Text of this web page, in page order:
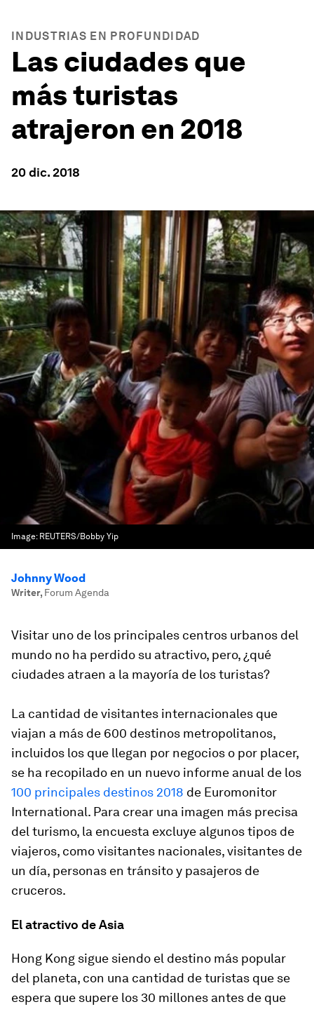
INDUSTRIAS EN PROFUNDIDAD
Las ciudades que
más turistas
atrajeron en 2018
20 dic. 2018
Image: REUTERS/Bobby Yip
Johnny Wood
Writer, Forum Agenda
Visitar uno de los principales centros urbanos del
mundo no ha perdido su atractivo, pero, ¿qué
ciudades atraen a la mayoría de los turistas?
La cantidad de visitantes internacionales que
viajan a más de 600 destinos metropolitanos,
incluidos los que llegan por negocios o por placer,
se ha recopilado en un nuevo informe anual de los
100 principales destinos 2018 de Euromonitor
International. Para crear una imagen más precisa
del turismo, la encuesta excluye algunos tipos de
viajeros, como visitantes nacionales, visitantes de
un día, personas en tránsito y pasajeros de
cruceros.
El atractivo de Asia
Hong Kong sigue siendo el destino más popular
del planeta, con una cantidad de turistas que se
espera que supere los 30 millones antes de que